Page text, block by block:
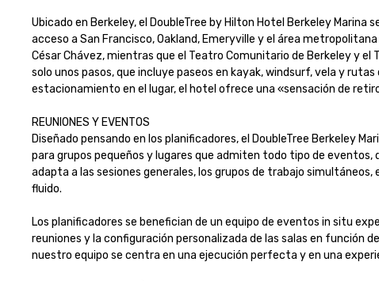
Ubicado en Berkeley, el DoubleTree by Hilton Hotel Berkeley
acceso a San Francisco, Oakland, Emeryville y el área
César Chávez, mientras que el Teatro Comunitario de Berkeley y
solo unos pasos, que incluye paseos en kayak, windsurf, vela y
estacionamiento en el lugar, el hotel ofrece una «sensación de
REUNIONES Y EVENTOS
Diseñado pensando en los planificadores, el DoubleTree Berkeley
para grupos pequeños y lugares que admiten todo tipo de
adapta a las sesiones generales, los grupos de trabajo
fluido.
Los planificadores se benefician de un equipo de eventos in situ
reuniones y la configuración personalizada de las salas en función
nuestro equipo se centra en una ejecución perfecta y en una